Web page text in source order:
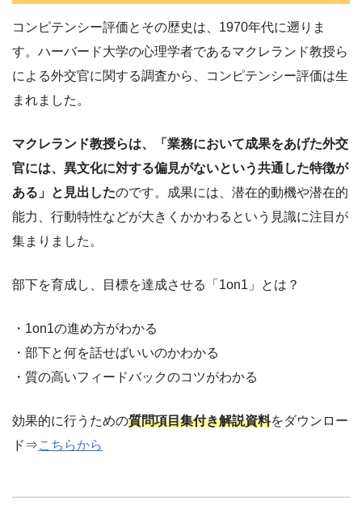
コンピテンシー評価とその歴史は、1970年代に遡りま
す。ハーバード大学の心理学者であるマクレランド教授ら
による外交官に関する調査から、コンピテンシー評価は生
まれました。
マクレランド教授らは、「業務において成果をあげた外交
官には、異文化に対する偏見がないという共通した特徴が
ある」と見出したのです。成果には、潜在的動機や潜在的
能力、行動特性などが大きくかかわるという見識に注目が
集まりました。
部下を育成し、目標を達成させる「1on1」とは？
・1on1の進め方がわかる
・部下と何を話せばいいのかわかる
・質の高いフィードバックのコツがわかる
効果的に行うための質問項目集付き解説資料をダウンロー
ド⇒こちらから